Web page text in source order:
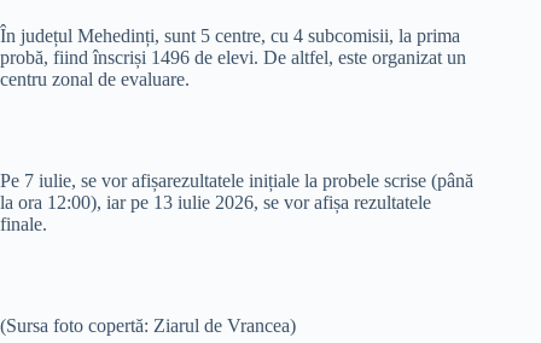
În județul Mehedinți, sunt 5 centre, cu 4 subcomisii, la prima
probă, fiind înscriși 1496 de elevi. De altfel, este organizat un
centru zonal de evaluare.
Pe 7 iulie, se vor afișarezultatele inițiale la probele scrise (până
la ora 12:00), iar pe 13 iulie 2026, se vor afișa rezultatele
finale.
(Sursa foto copertă: Ziarul de Vrancea)